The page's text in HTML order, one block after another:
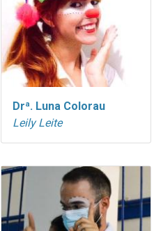
Drª. Luna Colorau
Leily Leite